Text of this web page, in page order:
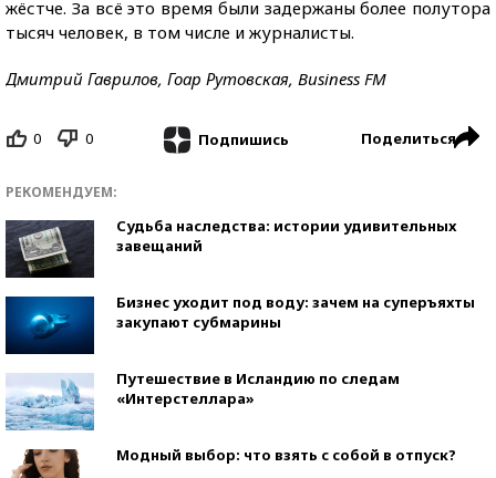
жёстче. За всё это время были задержаны более полутора
тысяч человек, в том числе и журналисты.
Дмитрий Гаврилов, Гоар Рутовская, Business FM
0 0 Подпишись Поделиться
РЕКОМЕНДУЕМ:
Судьба наследства: истории удивительных
завещаний
Бизнес уходит под воду: зачем на суперъяхты
закупают субмарины
Путешествие в Исландию по следам
«Интерстеллара»
Модный выбор: что взять с собой в отпуск?